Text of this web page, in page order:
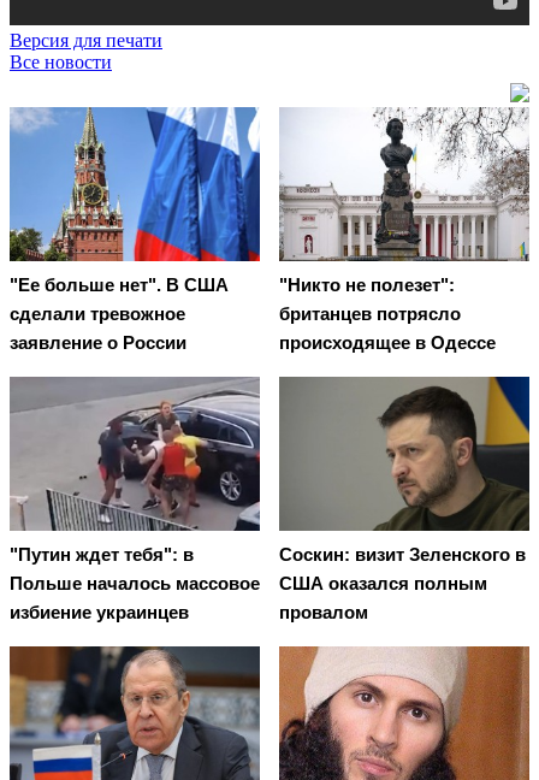
Версия для печати
Все новости
"Ее больше нет". В США
сделали тревожное
заявление о России
"Никто не полезет":
британцев потрясло
происходящее в Одессе
"Путин ждет тебя": в
Польше началось массовое
избиение украинцев
Соскин: визит Зеленского в
США оказался полным
провалом